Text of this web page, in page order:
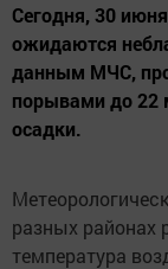
Сегодня, 30
ожидаются
данным МЧС,
порывами до 22
осадки.
разных районах
температура